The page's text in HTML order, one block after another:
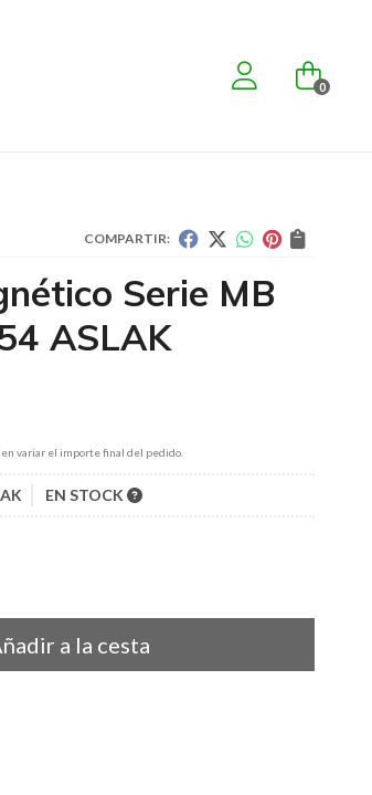
0
COMPARTIR:
Serie MB
ASLAK
variar el importe final del pedido.
EN STOCK
a la cesta